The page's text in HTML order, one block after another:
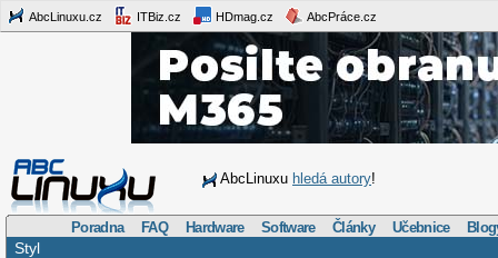
AbcLinuxu.cz ITBiz.cz HDmag.cz AbcPráce.cz
AbcLinuxu hledá autory!
Poradna FAQ Hardware Software Články Učebnice
Styl